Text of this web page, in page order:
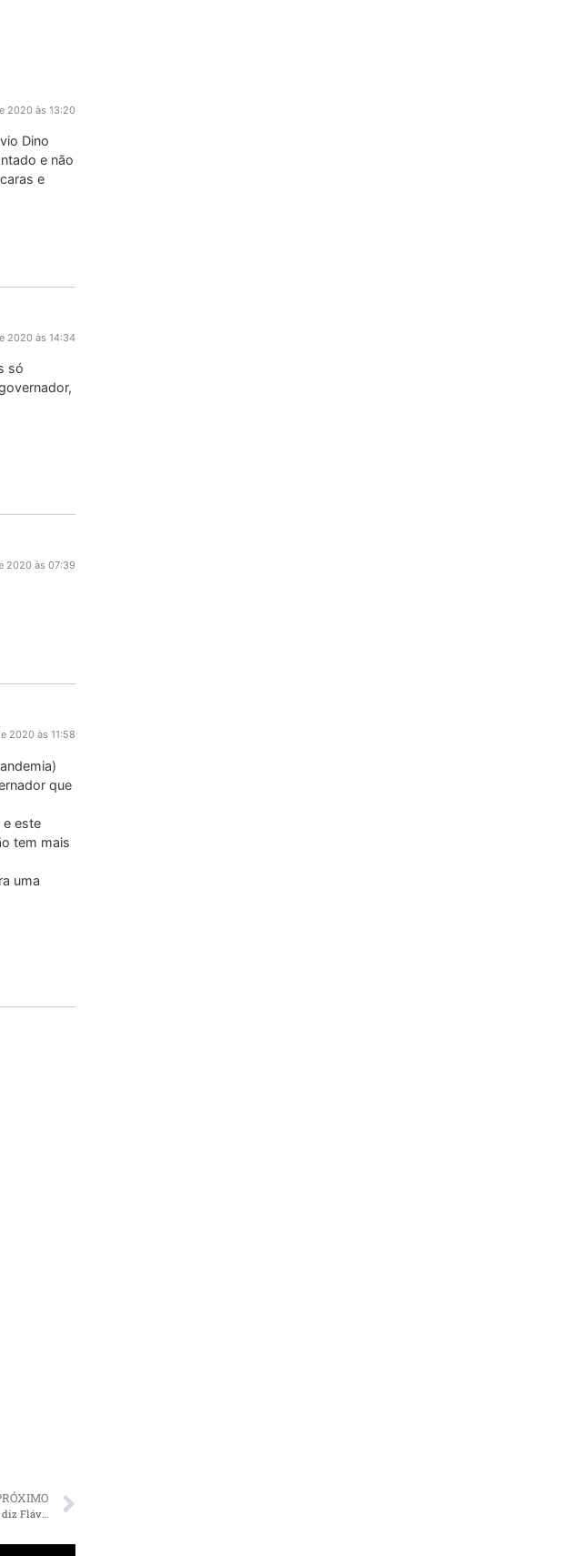
2020 às 13:20
Dino
e não
e
2020 às 14:34
só
2020 às 07:39
2020 às 11:58
que
e este
tem mais
uma
Reaproximação entre Lula e Ciro é “união civilizacional”, diz Flávio Dino